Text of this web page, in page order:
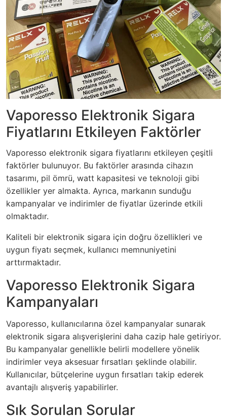
Vaporesso Elektronik Sigara
Fiyatlarını Etkileyen Faktörler
Vaporesso elektronik sigara fiyatlarını etkileyen çeşitli
faktörler bulunuyor. Bu faktörler arasında cihazın
tasarımı, pil ömrü, watt kapasitesi ve teknoloji gibi
özellikler yer almakta. Ayrıca, markanın sunduğu
kampanyalar ve indirimler de fiyatlar üzerinde etkili
olmaktadır.
Kaliteli bir elektronik sigara için doğru özellikleri ve
uygun fiyatı seçmek, kullanıcı memnuniyetini
arttırmaktadır.
Vaporesso Elektronik Sigara
Kampanyaları
Vaporesso, kullanıcılarına özel kampanyalar sunarak
elektronik sigara alışverişlerini daha cazip hale getiriyor.
Bu kampanyalar genellikle belirli modellere yönelik
indirimler veya aksesuar fırsatları şeklinde olabilir.
Kullanıcılar, bütçelerine uygun fırsatları takip ederek
avantajlı alışveriş yapabilirler.
Sık Sorulan Sorular